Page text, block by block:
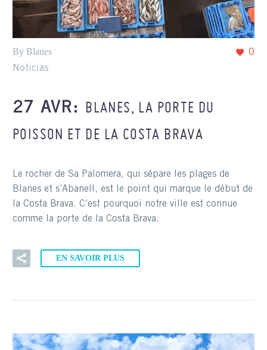
0
By Blanes
Noticias
27 AVR: BLANES, LA PORTE DU
POISSON ET DE LA COSTA BRAVA
Le rocher de Sa Palomera, qui sépare les plages de
Blanes et s’Abanell, est le point qui marque le début de
la Costa Brava. C’est pourquoi notre ville est connue
comme la porte de la Costa Brava.
EN SAVOIR PLUS